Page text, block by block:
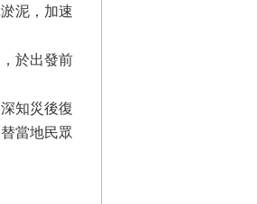
泥，加速
於出發前
知災後復
當地民眾